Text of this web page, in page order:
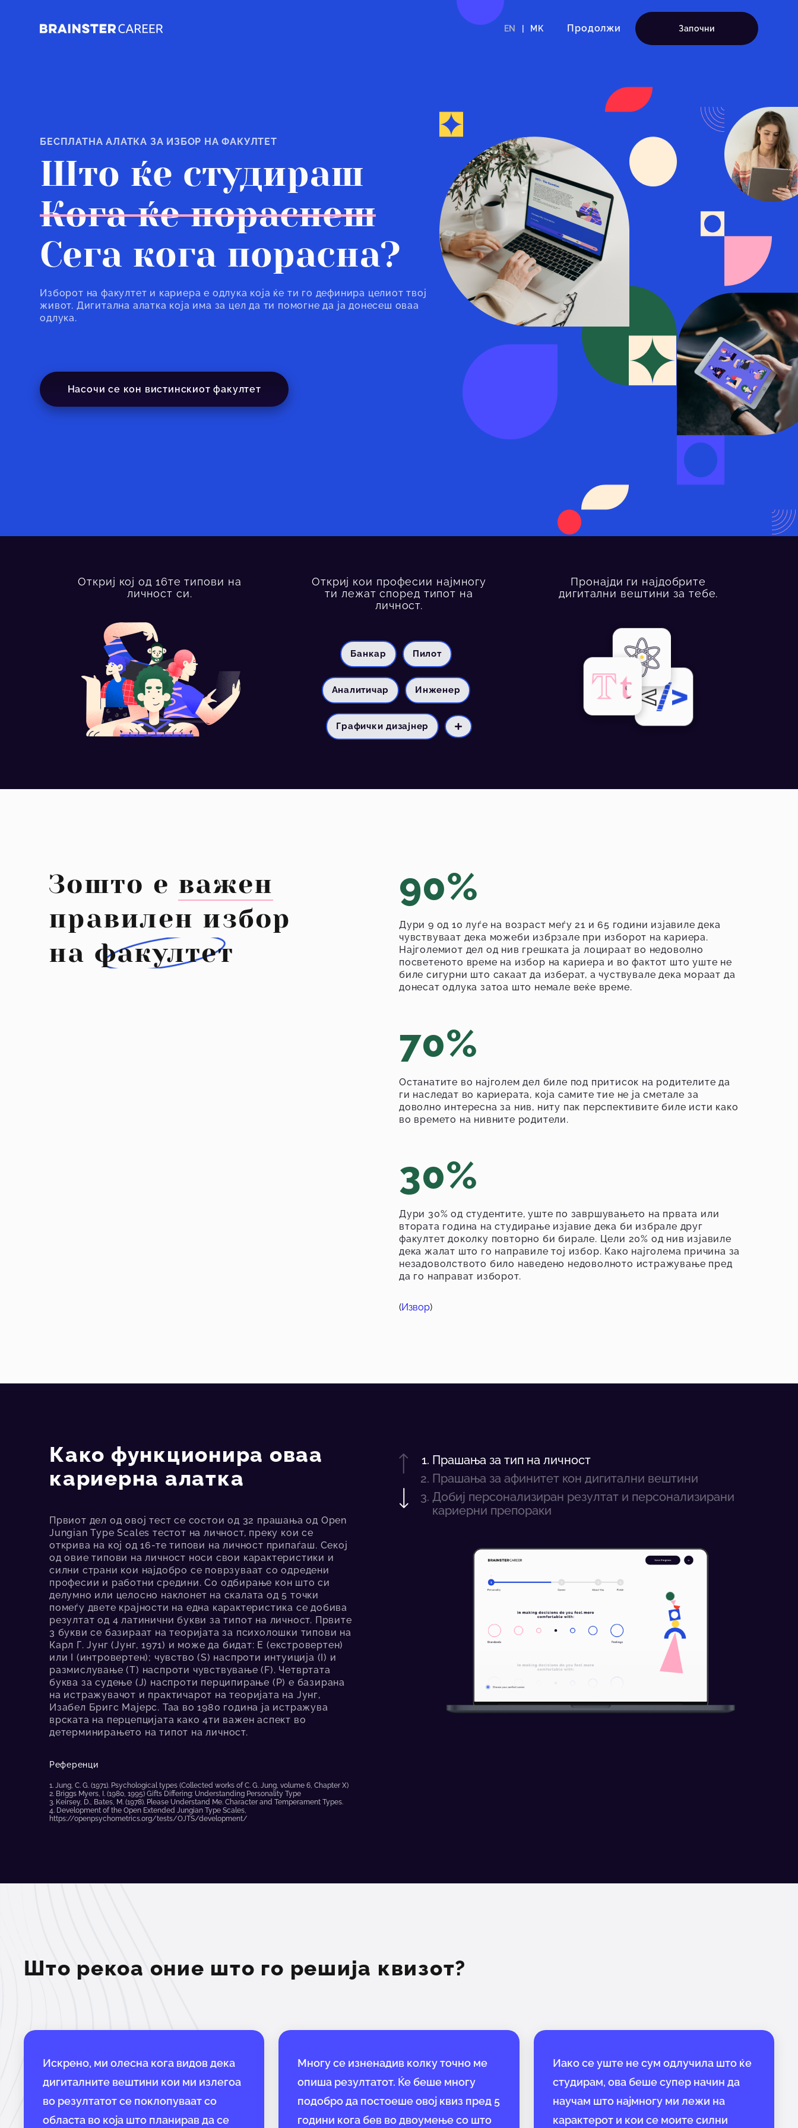
EN | MK Продолжи Започни
БЕСПЛАТНА АЛАТКА ЗА ИЗБОР НА ФАКУЛТЕТ
Што ќе студираш
Кога ќе пораснеш
Сега кога порасна?
Изборот на факултет и кариера е одлука која ќе ти го дефинира целиот твој
живот. Дигитална алатка која има за цел да ти помогне да ја донесеш оваа
одлука.
Насочи се кон вистинскиот факултет
Откриј кој од 16те типови на
личност си.
Откриј кои професии најмногу
ти лежат според типот на
личност.
Банкар Пилот
Аналитичар Инженер
Графички дизајнер
Пронајди ги најдобрите
дигитални вештини за тебе.
Зошто е важен
правилен избор
на факултет
90%
Дури 9 од 10 луѓе на возраст меѓу 21 и 65 години изјавиле дека
чувствуваат дека можеби избрзале при изборот на кариера.
Најголемиот дел од нив грешката ја лоцираат во недоволно
посветеното време на избор на кариера и во фактот што уште не
биле сигурни што сакаат да изберат, а чуствувале дека мораат да
донесат одлука затоа што немале веќе време.
70%
Останатите во најголем дел биле под притисок на родителите да
ги наследат во кариерата, која самите тие не ја сметале за
доволно интересна за нив, ниту пак перспективите биле исти како
во времето на нивните родители.
30%
Дури 30% од студентите, уште по завршувањето на првата или
втората година на студирање изјавие дека би избрале друг
факултет доколку повторно би бирале. Цели 20% од нив изјавиле
дека жалат што го направиле тој избор. Како најголема причина за
незадоволството било наведено недоволното истражување пред
да го направат изборот.
(Извор)
Како функционира оваа
кариерна алатка
Првиот дел од овој тест се состои од 32 прашања од Open
Jungian Type Scales тестот на личност, преку кои се
открива на кој од 16-те типови на личност припаѓаш. Секој
од овие типови на личност носи свои карактеристики и
силни страни кои најдобро се поврзуваат со одредени
професии и работни средини. Со одбирaње кон што си
делумно или целосно наклонет на скалата од 5 точки
помеѓу двете крајности на една карактеристика се добива
резултат од 4 латинични букви за типот на личност. Првите
3 букви се базираат на теоријата за психолошки типови на
Карл Г. Јунг (Јунг, 1971) и може да бидат: E (екстровертен)
или I (интровертен); чувство (S) наспроти интуиција (I) и
размислување (Т) наспроти чувствување (F). Четвртата
буква за судење (Ј) наспроти перципирање (P) е базирана
на истражувачот и практичарот на теоријата на Јунг,
Изабел Бригс Мајерс. Таа во 1980 година ја истражува
врската на перцепцијата како 4ти важен аспект во
детерминирањето на типот на личност.
Референци
1. Jung, C. G. (1971). Psychological types (Collected works of C. G. Jung, volume 6, Chapter X)
2. Briggs Myers, I. (1980, 1995) Gifts Differing: Understanding Personality Type
3. Keirsey, D., Bates, M. (1978). Please Understand Me. Character and Temperament Types.
4. Development of the Open Extended Jungian Type Scales,
https://openpsychometrics.org/tests/OJTS/development/
Прашања за тип на личност
Прашања за афинитет кон дигитални вештини
Добиј персонализиран резултат и персонализирани
кариерни препораки
Што рекоа оние што го решија квизот?
Искрено, ми олесна кога видов дека
дигиталните вештини кои ми излегоа
во резултатот се поклопуваат со
областа во која што планирав да се
Многу се изненадив колку точно ме
опиша резултатот. Ќе беше многу
подобро да постоеше овој квиз пред 5
години кога бев во двоумење со што
Иако се уште не сум одлучилa што ќе
студирам, ова беше супер начин да
научам што најмногу ми лежи на
карактерот и кои се моите силни